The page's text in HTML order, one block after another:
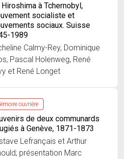
Hiroshima à Tchernobyl,
socialiste et
sociaux. Suisse
1989
Calmy-Rey, Dominique
Pascal Holenweg, René
et René Longet
ouvrière
de deux communards
à Genève, 1871-1873
Lefrançais et Arthur
présentation Marc